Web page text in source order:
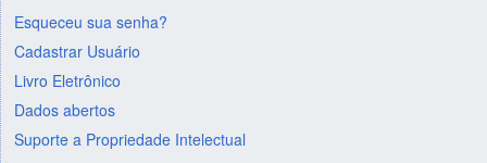
Esqueceu sua senha?
Cadastrar Usuário
Livro Eletrônico
Dados abertos
Suporte a Propriedade Intelectual